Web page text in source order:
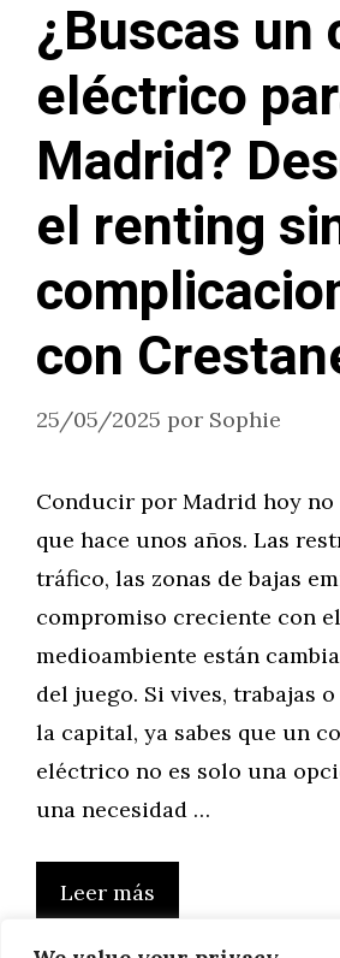
¿Buscas un
eléctrico
Madrid?
el renting
con
25/05/2025 por Sophie
Conducir por Madrid hoy no
que hace unos años. Las
tráfico, las zonas de bajas
compromiso creciente con el
medioambiente están
del juego. Si vives, trabajas
la capital, ya sabes que un
eléctrico no es solo una
una necesidad …
Leer más